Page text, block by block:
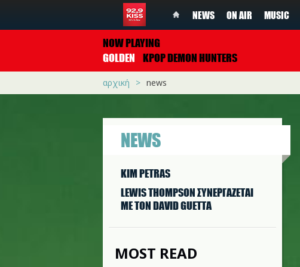
NEWS ON AIR MUSIC
NOW PLAYING
GOLDEN
KPOP DEMON HUNTERS
αρχική news
NEWS
KIM PETRAS
LEWIS THOMPSON ΣΥΝΕΡΓAΖΕΤΑΙ
ΜΕ ΤΟΝ DAVID GUETTA
MOST READ